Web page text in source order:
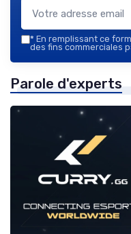
* En remplissant ce
des fins commerciales
Parole d'experts